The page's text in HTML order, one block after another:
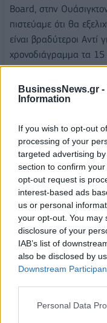
BusinessNews.gr -
Information
If you wish to opt-out
processing of your
targeted advertising
section to confirm
opt-out request is
interest-based ads
us or personal
your opt-out. You may
disclosure of your
IAB’s list of
also be disclosed by
Downstream
Personal Data
Board, στην
πιστεύαμε ότι θα
είναι βραδύτεροι Αντί
χρονοδιάγραμμα τα 15
Ιωάννης Πολίτης.
Αγορά πολλών
οχημάτων (AV)
αυτοματοποιημένων),
δεν αποκλείεται να
από σήμερα,
δισεκατομμυρίων
κατοχή και χρήση ΙΧ
«Οταν αυτό συμβεί,
θα δημιουργήσει
πολύ μεγάλες
επισημαίνει ο